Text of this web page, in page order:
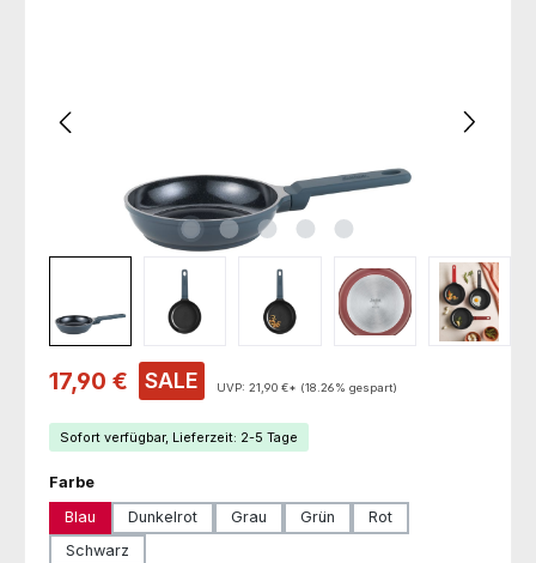
Verkaufspreis:
17,90 € SALE UVP: 21,90 €* (18.26% gespart)
Sofort verfügbar, Lieferzeit: 2-5 Tage
Farbeauswählen
Blau
Dunkelrot Grau Grün
Rot
Schwarz